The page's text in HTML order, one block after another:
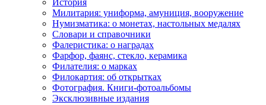
История
Милитария: униформа, амуниция, вооружение
Нумизматика: о монетах, настольных медалях
Словари и справочники
Фалеристика: о наградах
Фарфор, фаянс, стекло, керамика
Филателия: о марках
Филокартия: об открытках
Фотография. Книги-фотоальбомы
Эксклюзивные издания